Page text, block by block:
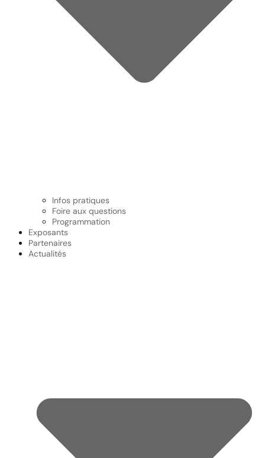
Infos pratiques
Foire aux questions
Programmation
Exposants
Partenaires
Actualités